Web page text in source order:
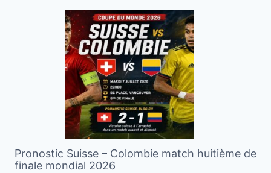
Pronostic Suisse – Colombie match huitième de
finale mondial 2026